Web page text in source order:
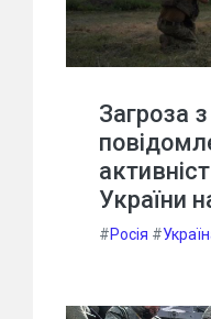
Загроза
України
#Росія #